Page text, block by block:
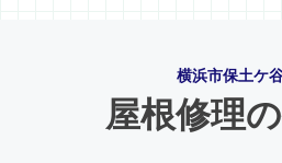
横浜市保土ケ
屋根修理